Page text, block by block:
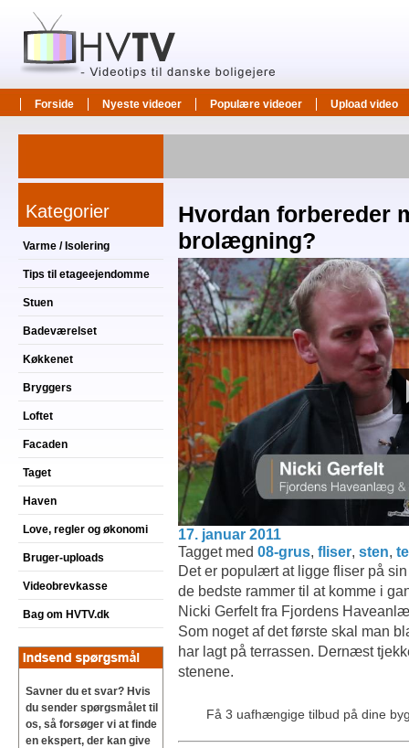
Forside Nyeste videoer Populære videoer Upload video
Kategorier
Varme / Isolering
Tips til etageejendomme
Stuen
Badeværelset
Køkkenet
Bryggers
Loftet
Facaden
Taget
Haven
Love, regler og økonomi
Bruger-uploads
Videobrevkasse
Bag om HVTV.dk
Savner du et svar? Hvis
du sender spørgsmålet til
os, så forsøger vi at finde
en ekspert, der kan give
Hvordan forbereder
brolægning?
17. januar 2011
Tagget med 08-grus fliser sten
Det er populært at ligge fliser på
de bedste rammer til at komme i
Nicki Gerfelt fra Fjordens
Som noget af det første skal man
har lagt på terrassen. Dernæst
stenene.
Få 3 uafhængige tilbud på dine